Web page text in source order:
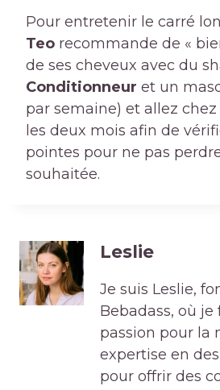
Pour entretenir le carré
Teo recommande de «
de ses cheveux avec du
Conditionneur et un
par semaine) et allez
les deux mois afin de
pointes pour ne pas
souhaitée.
Leslie
Je suis Leslie,
Bebadass, où
passion pour la
expertise en
pour offrir des